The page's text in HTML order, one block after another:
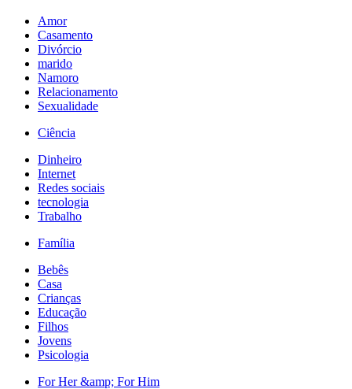
Amor
Casamento
Divórcio
marido
Namoro
Relacionamento
Sexualidade
Ciência
Dinheiro
Internet
Redes sociais
tecnologia
Trabalho
Família
Bebês
Casa
Crianças
Educação
Filhos
Jovens
Psicologia
For Her &amp; For Him